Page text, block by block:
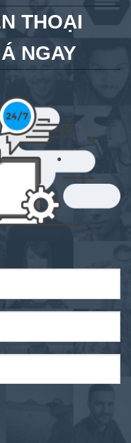
THOẠI
NGAY